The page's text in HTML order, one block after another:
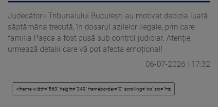
Judecătorii Tribunalului București au motivat decizia luată
săptămâna trecută, în dosarul azilelor ilegale, prin care
familia Pașca a fost pusă sub control judiciar. Atenție,
urmează detalii care vă pot afecta emoțional!
06-07-2026 | 17:32